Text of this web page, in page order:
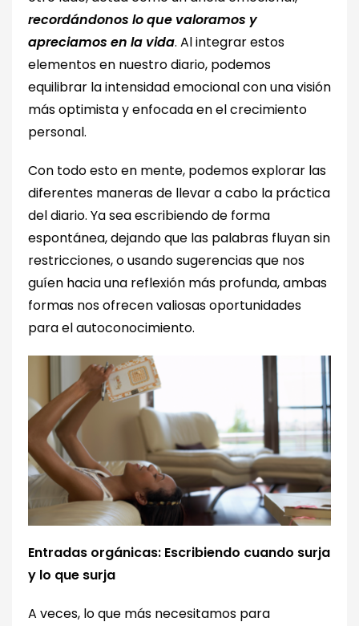
recordándonos lo que valoramos y
apreciamos en la vida. Al integrar estos
elementos en nuestro diario, podemos
equilibrar la intensidad emocional con una visión
más optimista y enfocada en el crecimiento
personal.
Con todo esto en mente, podemos explorar las
diferentes maneras de llevar a cabo la práctica
del diario. Ya sea escribiendo de forma
espontánea, dejando que las palabras fluyan sin
restricciones, o usando sugerencias que nos
guíen hacia una reflexión más profunda, ambas
formas nos ofrecen valiosas oportunidades
para el autoconocimiento.
Entradas orgánicas: Escribiendo cuando surja
y lo que surja
A veces, lo que más necesitamos para